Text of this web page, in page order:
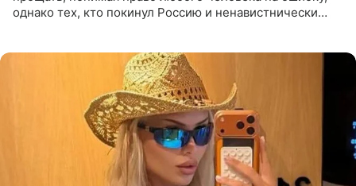
однако тех, кто покинул Россию и ненавистнически